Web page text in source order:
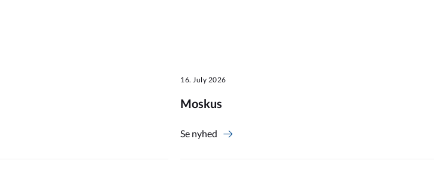
16. July 2026
Moskus
Se nyhed